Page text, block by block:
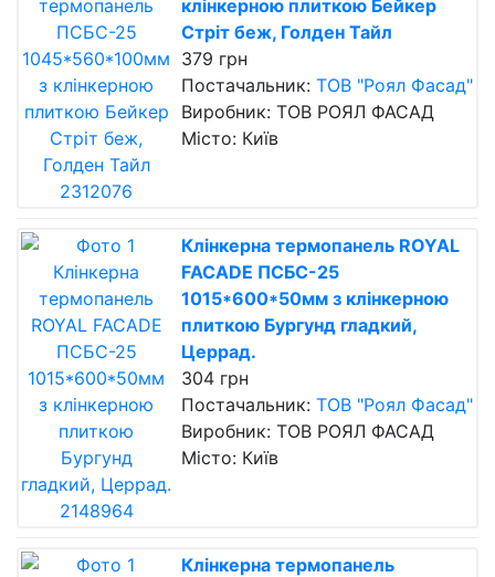
клінкерною плиткою Бейкер
Стріт беж, Голден Тайл
379 грн
Постачальник: ТОВ "Роял Фасад"
Виробник: ТОВ РОЯЛ ФАСАД
Місто: Київ
Клінкерна термопанель ROYAL
FACADE ПСБС-25
1015*600*50мм з клінкерною
плиткою Бургунд гладкий,
Церрад.
304 грн
Постачальник: ТОВ "Роял Фасад"
Виробник: ТОВ РОЯЛ ФАСАД
Місто: Київ
Клінкерна термопанель